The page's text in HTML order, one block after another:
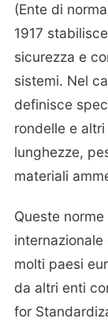
(Ente di
1917
sicurezza e
sistemi. Nel
definisce
rondelle e
lunghezze,
materiali
Queste
molti paesi
da altri enti
for